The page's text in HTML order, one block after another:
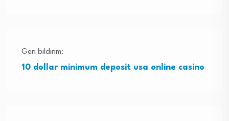
Geri bildirim:
10 dollar minimum deposit usa online casino